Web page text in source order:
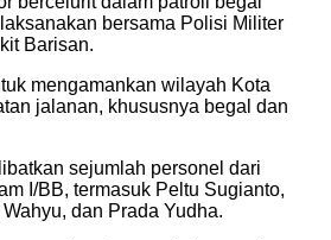
bersama Polisi Militer
Barisan.
mengamankan wilayah Kota
jalanan, khususnya begal dan
sejumlah personel dari
I/BB, termasuk Peltu Sugianto,
dan Prada Yudha.